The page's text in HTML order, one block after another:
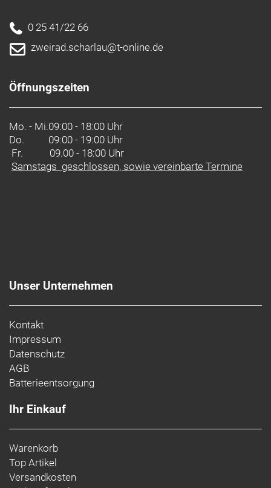
0 25 41/22 66
zweirad.scharlau@t-online.de
Öffnungszeiten
Mo. - Mi.09:00 - 18:00 Uhr
Do.
09:00 - 19:00 Uhr
Fr. 09.00 - 18:00 Uhr
Samstags geschlossen, sowie vereinbarte Termine
Unser Unternehmen
Kontakt
Impressum
Datenschutz
AGB
Batterieentsorgung
Ihr Einkauf
Warenkorb
Top Artikel
Versandkosten